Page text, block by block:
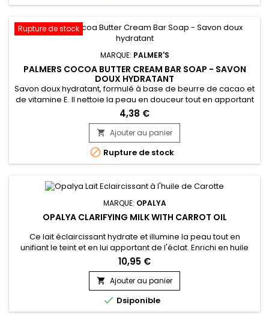
Rupture de stock
MARQUE: PALMER'S
PALMERS COCOA BUTTER CREAM BAR SOAP - SAVON
DOUX HYDRATANT
Savon doux hydratant, formulé à base de beurre de cacao et
de vitamine E. Il nettoie la peau en douceur tout en apportant
une hydratation riche et profonde. Le beurre de cacao,
naturellement nourrissant, aide à réparer et à revitaliser la
peau, tandis que la vitamine E agit comme un puissant
antioxydant qui protège la peau contre les dommages...
4,38 €
 Ajouter au panier
 Rupture de stock
MARQUE: OPALYA
OPALYA CLARIFYING MILK WITH CARROT OIL
Ce lait éclaircissant hydrate et illumine la peau tout en
unifiant le teint et en lui apportant de l'éclat. Enrichi en huile
de carotte et en beurre de karité, Opalya lait à l’huile de
carotte nourrit intensément, atténue les taches sombres et
protège la peau. L'huile de carotte, riche en vitamines A et E,
aide à éclaircir et uniformiser le teint,...
10,95 €
 Ajouter au panier
 Dsiponible